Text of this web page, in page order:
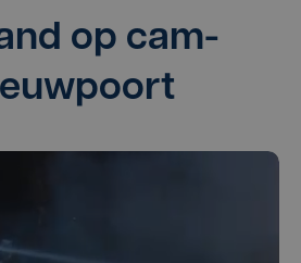
op cam­